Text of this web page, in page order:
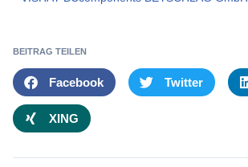
BEITRAG TEILEN
Facebook Twitter
XING